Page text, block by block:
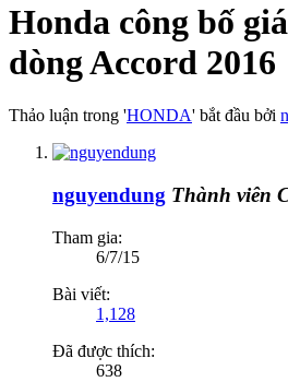
Honda công bố
dòng Accord 2016
Thảo luận trong 'HONDA' bắt đầu bởi
nguyendung Thành viên
Tham gia:
6/7/15
Bài viết:
1,128
Đã được thích:
638